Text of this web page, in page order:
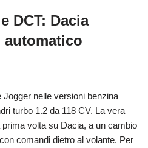
DCT: Dacia
nelle versioni benzina
turbo 1.2 da 118 CV. La vera
prima volta su Dacia, a un cambio
comandi dietro al volante. Per